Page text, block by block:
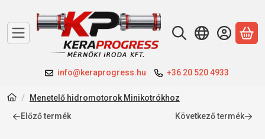
info@keraprogress.hu +36 20 520 4933
A
Menetelő hidromotorok Minikotrókhoz
Előző termék
Következő termék